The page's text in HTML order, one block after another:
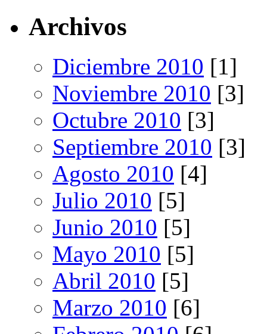
Archivos
Diciembre 2010 [1]
Noviembre 2010 [3]
Octubre 2010 [3]
Septiembre 2010 [3]
Agosto 2010 [4]
Julio 2010 [5]
Junio 2010 [5]
Mayo 2010 [5]
Abril 2010 [5]
Marzo 2010 [6]